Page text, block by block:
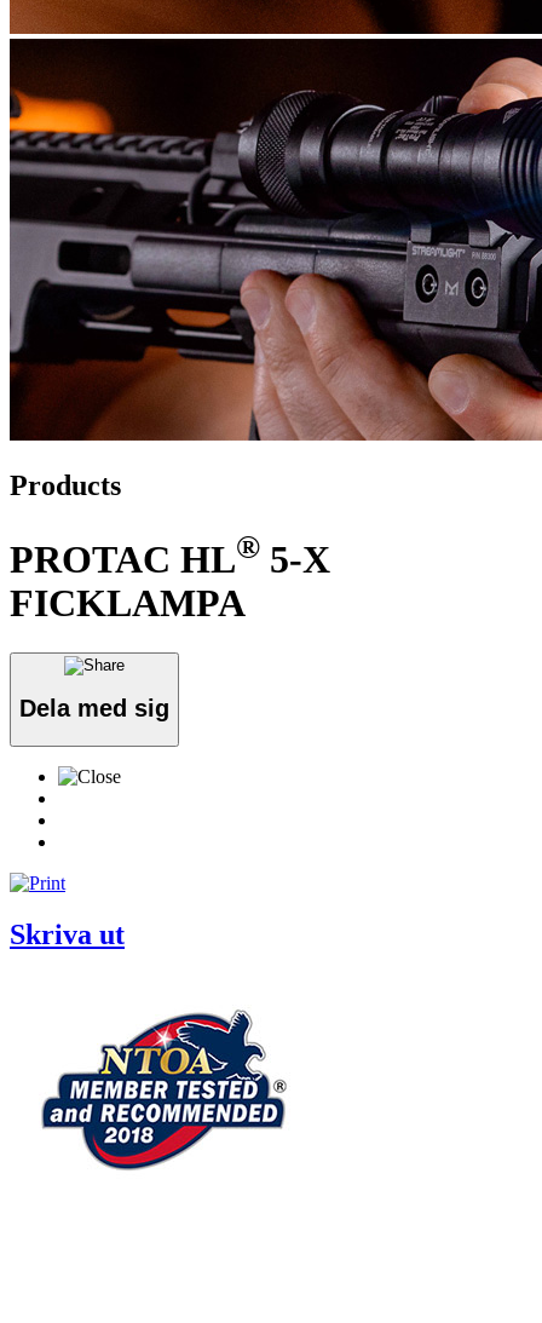
Products
PROTAC HL® 5-X
FICKLAMPA
Dela med sig
Skriva ut